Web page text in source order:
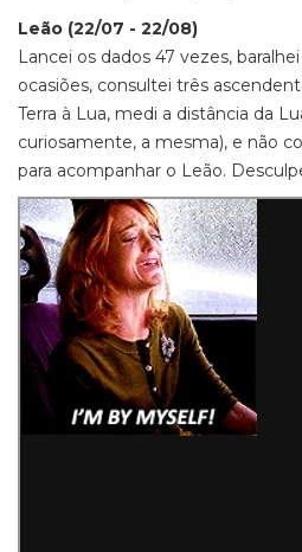
Leão (22/07 - 22/08)
Lancei os dados 47 vezes,
ocasiões, consultei três
Terra à Lua, medi a distância da
curiosamente, a mesma), e não
para acompanhar o Leão.